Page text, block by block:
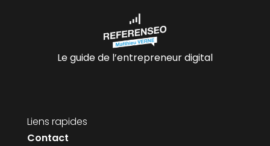
Le guide de l’entrepreneur digital
Liens rapides
Contact